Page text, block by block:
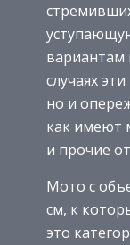
вариантам
случаях
но и
как имеют
и прочие
Мото с
см, к
это